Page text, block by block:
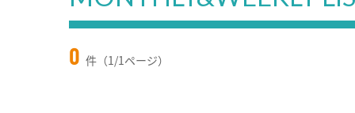
0 件（1/1ページ）